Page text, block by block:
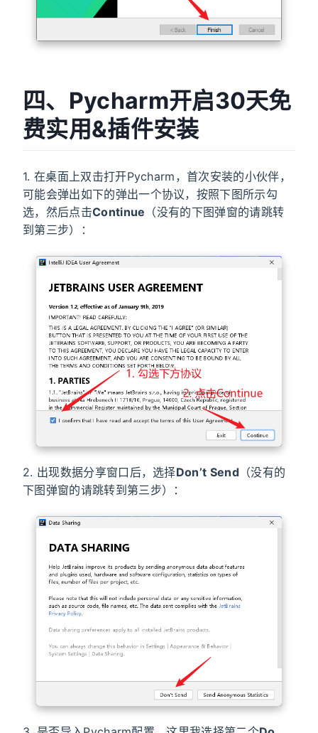
四、Pycharm开启30天免
费实用&插件安装
1. 在桌面上双击打开Pycharm，首次安装的小伙伴，
可能会弹出如下的弹出一个协议，按照下图所示勾
选，然后点击Continue （没有的下图弹窗的请跳转
到第三步）：
2. 出现数据分享窗口后，选择Don’t Send （没有的
下图弹窗的请跳转到第三步）：